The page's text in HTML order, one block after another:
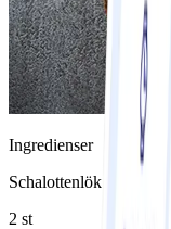
Ingredienser
Schalottenlök
2 st